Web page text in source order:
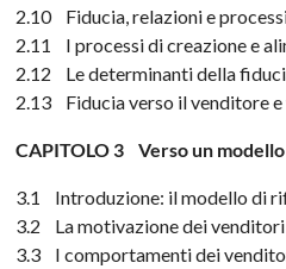
2.10 Fiducia, relazioni e
2.11 I processi di creazione e
2.12 Le determinanti della
2.13 Fiducia verso il venditore
CAPITOLO 3 Verso un
3.1 Introduzione: il modello di
3.2 La motivazione dei venditori
3.3 I comportamenti dei